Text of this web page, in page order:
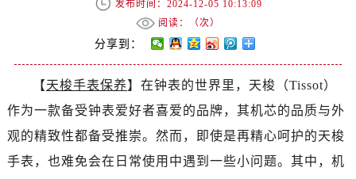
发布时间：2024-12-05 10:13:09
阅读：（次）
分享到：
【天梭手表保养】在钟表的世界里，天梭（Tissot）
作为一款备受钟表爱好者喜爱的品牌，其机芯的品质与外
观的精致性都备受推崇。然而，即使是再精心呵护的天梭
手表，也难免会在日常使用中遇到一些小问题。其中，机